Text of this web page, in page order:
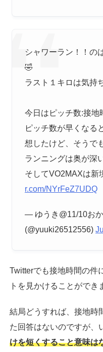
シャワーラン！！の
🤣
ラスト１キロは気持
今日はピッチ数:接地
ピッチ数が早くなる
想したけど、そうで
ランニングは奥が深
そしてVO2MAXは新
r.com/NYrFeZ7UDQ
— ゆうき@11/10お
(@yuuki26512556)
Twitterでも接地時間の件
トを見かけることができ
結局どうすれば、接地時
た回答はないのですが、
けを短くすること意味は